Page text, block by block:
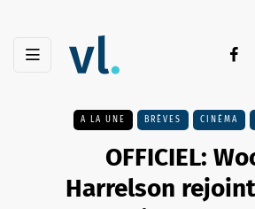
A LA UNE BRÈVES CINÉMA
OFFICIEL:
Harrelson